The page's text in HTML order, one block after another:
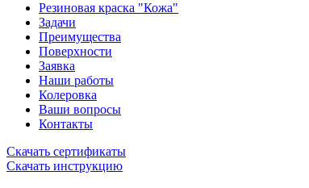
Резиновая краска "Кожа"
Задачи
Преимущества
Поверхности
Заявка
Наши работы
Колеровка
Ваши вопросы
Контакты
Скачать сертификаты
Скачать инструкцию